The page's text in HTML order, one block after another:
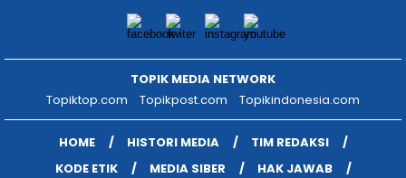
TOPIK MEDIA NETWORK
Topiktop.com
Topikpost.com Topikindonesia.com
HOME HISTORI MEDIA
TIM REDAKSI
KODE ETIK
MEDIA SIBER
HAK JAWAB